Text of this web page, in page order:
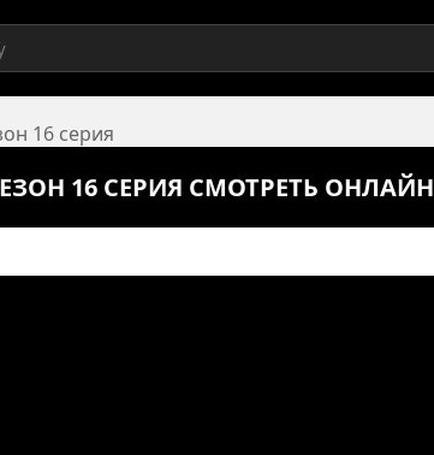
16 серия
16 СЕРИЯ СМОТРЕТЬ ОНЛАЙН